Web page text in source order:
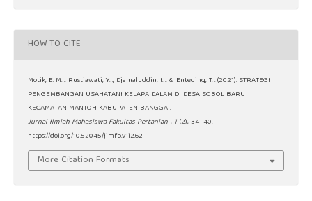
HOW TO CITE
Motik, E. M. ., Rustiawati, Y. ., Djamaluddin, I. ., & Enteding, T. . (2021). STRATEGI
PENGEMBANGAN USAHATANI KELAPA DALAM DI DESA SOBOL BARU
KECAMATAN MANTOH KABUPATEN BANGGAI.
Jurnal Ilmiah Mahasiswa Fakultas Pertanian , 1 (2), 34–40.
https://doi.org/10.52045/jimfp.v1i2.62
More Citation Formats